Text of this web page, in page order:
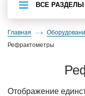
ВСЕ РАЗДЕЛЫ
Главная
рефрактометры
Отображение